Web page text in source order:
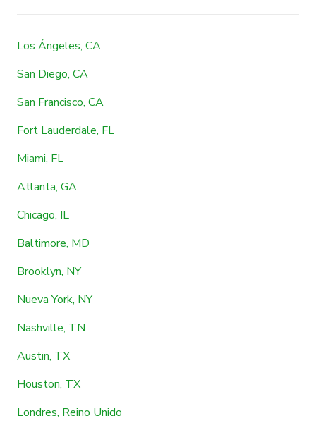
Los Ángeles, CA
San Diego, CA
San Francisco, CA
Fort Lauderdale, FL
Miami, FL
Atlanta, GA
Chicago, IL
Baltimore, MD
Brooklyn, NY
Nueva York, NY
Nashville, TN
Austin, TX
Houston, TX
Londres, Reino Unido